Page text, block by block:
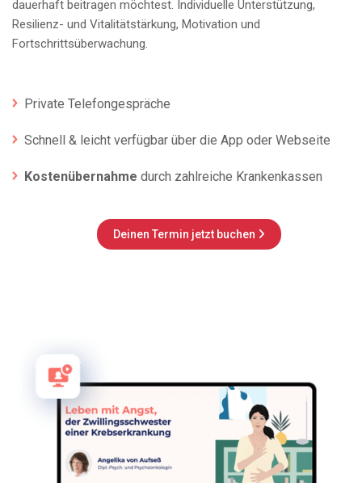
dauerhaft beitragen möchtest. Individuelle Unterstützung,
Resilienz- und Vitalitätstärkung, Motivation und
Fortschrittsüberwachung.
Private Telefongespräche
Schnell & leicht verfügbar über die App oder Webseite
Kostenübernahme durch zahlreiche Krankenkassen
Deinen Termin jetzt buchen 